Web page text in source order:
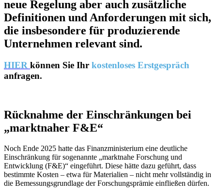
neue Regelung aber auch zusätzliche
Definitionen und Anforderungen mit sich,
die insbesondere für produzierende
Unternehmen relevant sind.
HIER können Sie Ihr kostenloses Erstgespräch
anfragen.
Rücknahme der Einschränkungen bei
„marktnaher F&E“
Noch Ende 2025 hatte das Finanzministerium eine deutliche
Einschränkung für sogenannte „marktnahe Forschung und
Entwicklung (F&E)“ eingeführt. Diese hätte dazu geführt, dass
bestimmte Kosten – etwa für Materialien – nicht mehr vollständig in
die Bemessungsgrundlage der Forschungsprämie einfließen dürfen.